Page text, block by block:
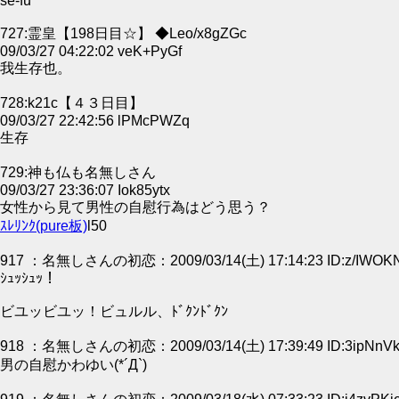
727:霊皇【198日目☆】 ◆Leo/x8gZGc
09/03/27 04:22:02 veK+PyGf
我生存也。
728:k21c【４３日目】
09/03/27 22:42:56 lPMcPWZq
生存
729:神も仏も名無しさん
09/03/27 23:36:07 Iok85ytx
女性から見て男性の自慰行為はどう思う？
ｽﾚﾘﾝｸ(pure板) l50
917 ：名無しさんの初恋：2009/03/14(土) 17:14:23 ID:z/
ｼｭｯｼｭｯ！
ビユッビユッ！ビュルル、ﾄﾞｸﾝﾄﾞｸﾝ
918 ：名無しさんの初恋：2009/03/14(土) 17:39:49
男の自慰かわゆい(*´Д`)